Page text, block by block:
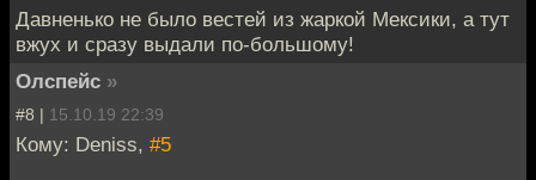
Давненько не было вестей из жаркой Мексики, а тут
вжух и сразу выдали по-большому!
Олспейс »
#8 | 15.10.19 22:39
Кому: Deniss, #5